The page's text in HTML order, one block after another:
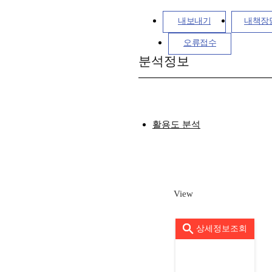
내보내기 내책장
오류접수
분석정보
활용도 분석
View
상세정보조회